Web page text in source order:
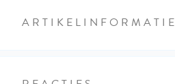
ARTIKELINFORMATIE